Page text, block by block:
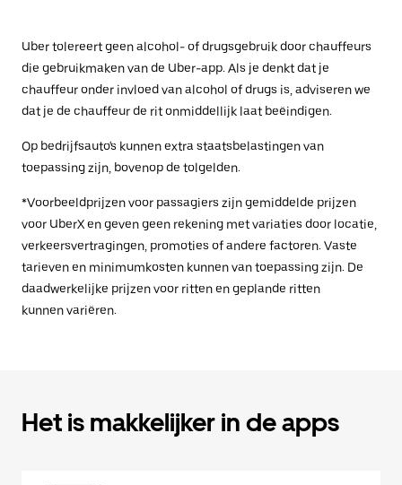
Uber tolereert geen alcohol- of drugsgebruik door chauffeurs
die gebruikmaken van de Uber-app. Als je denkt dat je
chauffeur onder invloed van alcohol of drugs is, adviseren we
dat je de chauffeur de rit onmiddellijk laat beëindigen.
Op bedrijfsauto's kunnen extra staatsbelastingen van
toepassing zijn, bovenop de tolgelden.
*Voorbeeldprijzen voor passagiers zijn gemiddelde prijzen
voor UberX en geven geen rekening met variaties door locatie,
verkeersvertragingen, promoties of andere factoren. Vaste
tarieven en minimumkosten kunnen van toepassing zijn. De
daadwerkelijke prijzen voor ritten en geplande ritten
kunnen variëren.
Het is makkelijker in de apps